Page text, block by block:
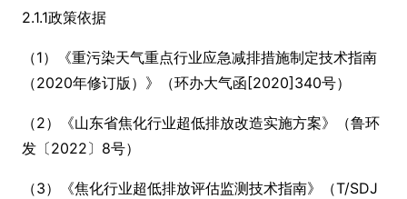
2.1.1政策依据
（1）《重污染天气重点行业应急减排措施制定技术指南
（2020年修订版）》（环办大气函[2020]340号）
（2）《山东省焦化行业超低排放改造实施方案》（鲁环
发〔2022〕8号）
（3）《焦化行业超低排放评估监测技术指南》（T/SDJ